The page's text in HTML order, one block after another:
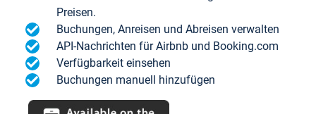
Preisen.
Buchungen, Anreisen und Abreisen verwalten
API-Nachrichten für Airbnb und Booking.com
Verfügbarkeit einsehen
Buchungen manuell hinzufügen